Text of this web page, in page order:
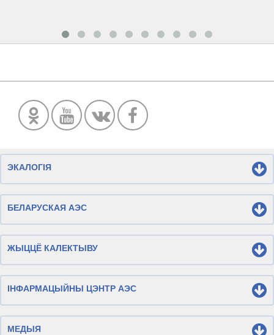
ЭКАЛОГІЯ
БЕЛАРУСКАЯ АЭС
ЖЫЦЦЁ КАЛЕКТЫВУ
ІНФАРМАЦЫЙНЫ ЦЭНТР АЭС
МЕДЫЯ